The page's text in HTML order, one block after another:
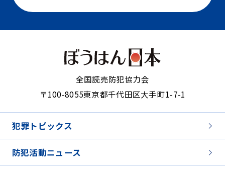
全国読売防犯協力会
〒100-8055東京都千代田区大手町1-7-1
犯罪トピックス
防犯活動ニュース